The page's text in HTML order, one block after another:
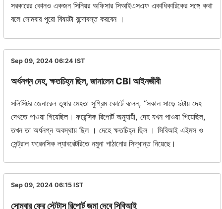
সরকারের কোনও একজন সিনিয়র অফিসার সিআইএসএফ একাধিকারিকের সঙ্গে কথা
বলে সোমবার পুরো বিষয়টা বন্দোবস্ত করবেন ।
Sep 09, 2024 06:24 IST
অর্ধনগ্ন দেহ, ক্ষতচিহ্ন ছিল, জানালেন CBI আইনজীবী
সলিসিটর জেনারেল তুষার মেহতা সুপ্রিম কোর্টে বলেন, “সকাল সাড়ে ৯টায় দেহ
দেখতে পাওয়া গিয়েছিল। ফরেন্সিক রিপোর্ট অনুযায়ী, দেহ যখন পাওয়া গিয়েছিল,
তখন তা অর্ধনগ্ন অবস্থায় ছিল । দেহে ক্ষতচিহ্ন ছিল । সিবিআই এইমস ও
সেন্ট্রাল ফরেনসিক ল্যাবরেটরিতে নমুনা পাঠানোর সিদ্ধান্ত নিয়েছে।
Sep 09, 2024 06:15 IST
সোমবার ফের স্টেটাস রিপোর্ট জমা দেবে সিবিআই